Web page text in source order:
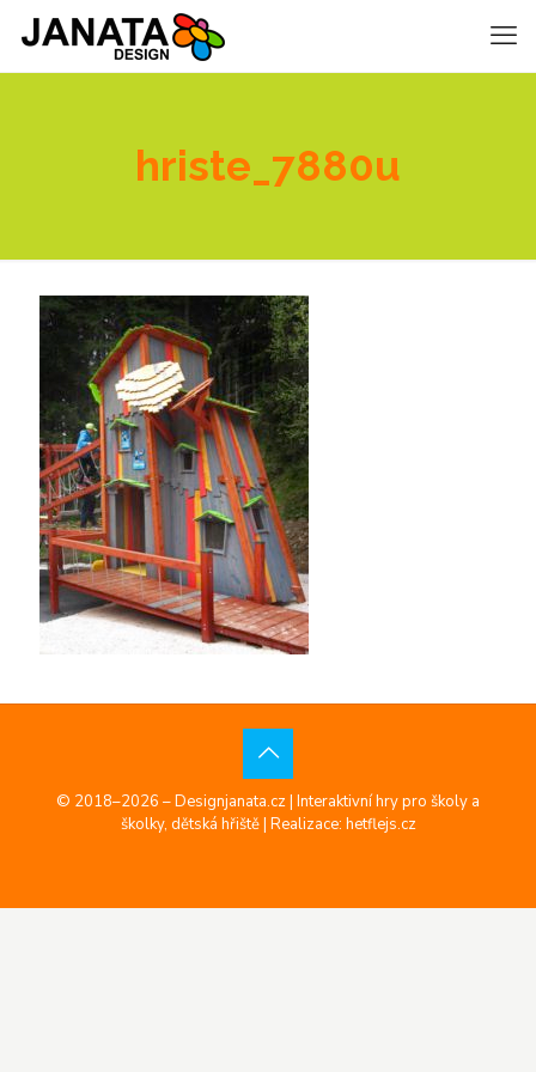
hriste_7880u
© 2018–2026 – Designjanata.cz | Interaktivní hry pro školy a
školky, dětská hřiště | Realizace: hetflejs.cz